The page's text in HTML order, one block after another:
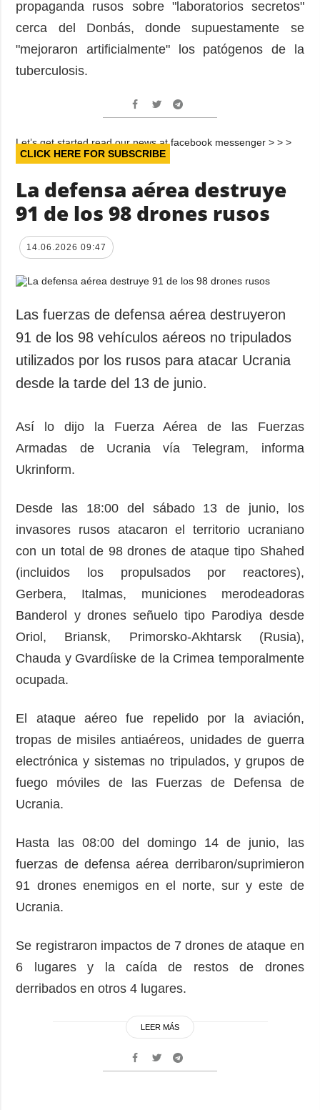
propaganda rusos sobre "laboratorios secretos"
cerca del Donbás, donde supuestamente se
"mejoraron artificialmente" los patógenos de la
tuberculosis.
Let’s get started read our news at facebook messenger > > >
CLICK HERE FOR SUBSCRIBE
La defensa aérea destruye
91 de los 98 drones rusos
14.06.2026 09:47
Las fuerzas de defensa aérea destruyeron
91 de los 98 vehículos aéreos no tripulados
utilizados por los rusos para atacar Ucrania
desde la tarde del 13 de junio.
Así lo dijo la Fuerza Aérea de las Fuerzas
Armadas de Ucrania vía Telegram, informa
Ukrinform.
Desde las 18:00 del sábado 13 de junio, los
invasores rusos atacaron el territorio ucraniano
con un total de 98 drones de ataque tipo Shahed
(incluidos los propulsados por reactores),
Gerbera, Italmas, municiones merodeadoras
Banderol y drones señuelo tipo Parodiya desde
Oriol, Briansk, Primorsko-Akhtarsk (Rusia),
Chauda y Gvardíiske de la Crimea temporalmente
ocupada.
El ataque aéreo fue repelido por la aviación,
tropas de misiles antiaéreos, unidades de guerra
electrónica y sistemas no tripulados, y grupos de
fuego móviles de las Fuerzas de Defensa de
Ucrania.
Hasta las 08:00 del domingo 14 de junio, las
fuerzas de defensa aérea derribaron/suprimieron
91 drones enemigos en el norte, sur y este de
Ucrania.
Se registraron impactos de 7 drones de ataque en
6 lugares y la caída de restos de drones
derribados en otros 4 lugares.
LEER MÁS